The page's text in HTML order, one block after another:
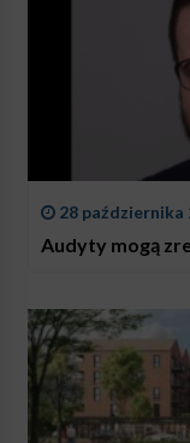
28 października
Audyty mogą